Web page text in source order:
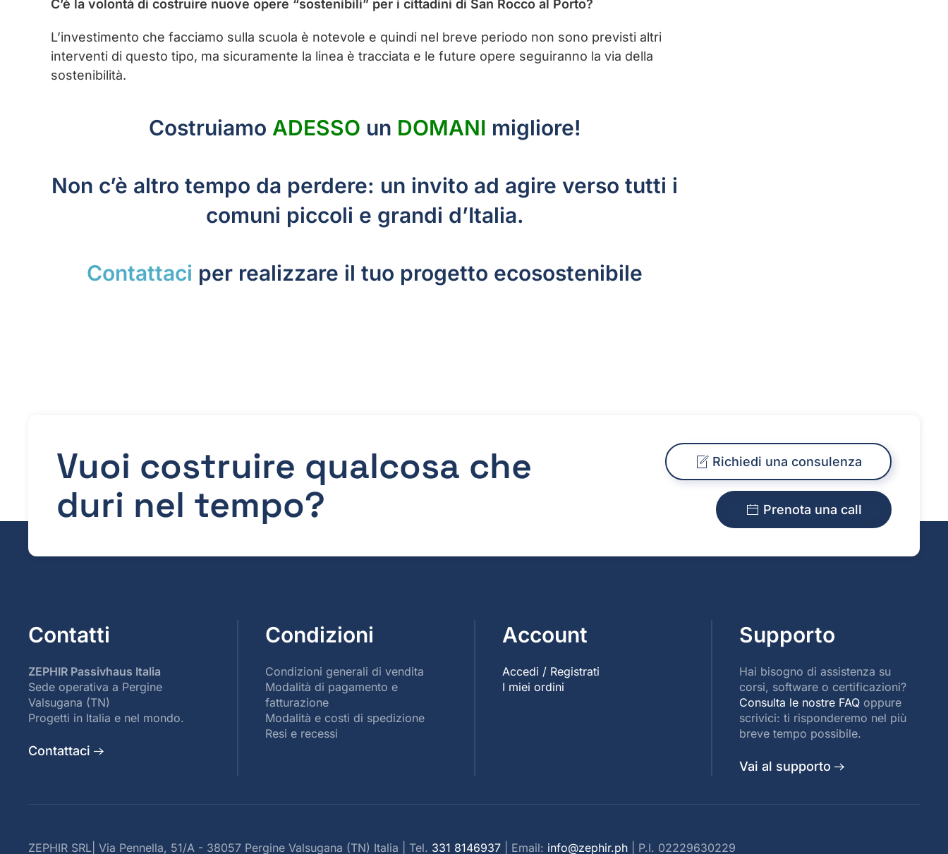
C’è la volontà di costruire nuove opere “sostenibili” per i cittadini di San Rocco al Porto?
L’investimento che facciamo sulla scuola è notevole e quindi nel breve periodo non sono previsti altri
interventi di questo tipo, ma sicuramente la linea è tracciata e le future opere seguiranno la via della
sostenibilità.
Costruiamo ADESSO un DOMANI migliore!
Non c’è altro tempo da perdere: un invito ad agire verso tutti i
comuni piccoli e grandi d’Italia.
Contattaci per realizzare il tuo progetto ecosostenibile
Vuoi costruire qualcosa che
duri nel tempo?
Richiedi una consulenza
Prenota una call
Contatti
ZEPHIR Passivhaus Italia
Sede operativa a Pergine
Valsugana (TN)
Progetti in Italia e nel mondo.
Contattaci
Condizioni
Condizioni generali di vendita
Modalità di pagamento e
fatturazione
Modalità e costi di spedizione
Resi e recessi
Account
Accedi / Registrati
I miei ordini
Supporto
Hai bisogno di assistenza su
corsi, software o certificazioni?
Consulta le nostre FAQ oppure
scrivici: ti risponderemo nel più
breve tempo possibile.
Vai al supporto
ZEPHIR SRL| Via Pennella, 51/A - 38057 Pergine Valsugana (TN) Italia | Tel. 331 8146937 | Email: info@zephir.ph | P.I. 02229630229